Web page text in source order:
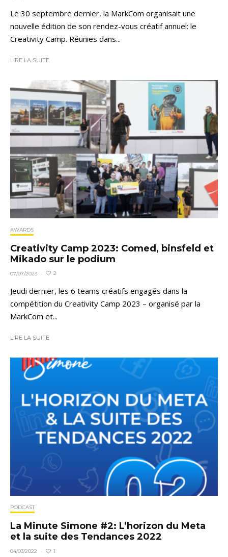
Le 30 septembre dernier, la MarkCom organisait une
nouvelle édition de son rendez-vous créatif annuel: le
Creativity Camp. Réunies dans...
LIRE LA SUITE
AWARDS
Creativity Camp 2023: Comed, binsfeld et
Mikado sur le podium
07/07/2023 · 2
Jeudi dernier, les 6 teams créatifs engagés dans la
compétition du Creativity Camp 2023 – organisé par la
MarkCom et...
LIRE LA SUITE
PODCAST
La Minute Simone #2: L’horizon du Meta
et la suite des Tendances 2022
04/03/2022 · 1